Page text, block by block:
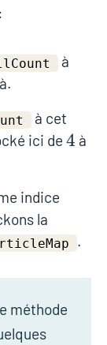
:
à
à cet
ici de 4
4 à
indice
la
.
méthode